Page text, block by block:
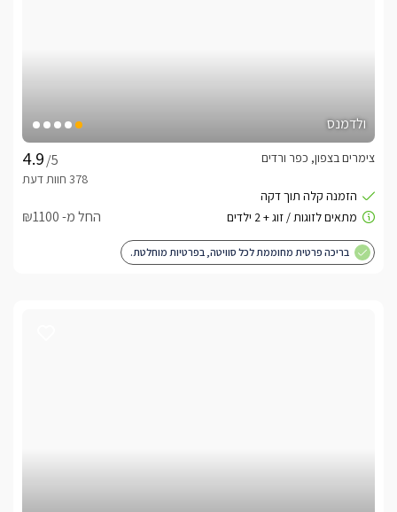
ולדמנס
/5
צימרים בצפון, כפר ורדים
החל מ- ₪1100
בריכה פרטית מחוממת לכל סוויטה, בפרטיות מוחלטת.